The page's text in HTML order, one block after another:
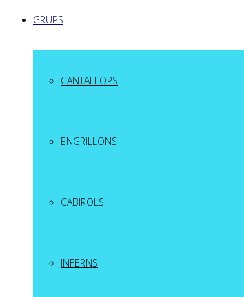
GRUPS
CANTALLOPS
ENGRILLONS
CABIROLS
INFERNS